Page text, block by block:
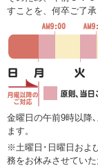
すことを、何卒ご了承
金曜日の午前9時以降
ます。
※土曜日･日曜日およ
務をお休みさせていた